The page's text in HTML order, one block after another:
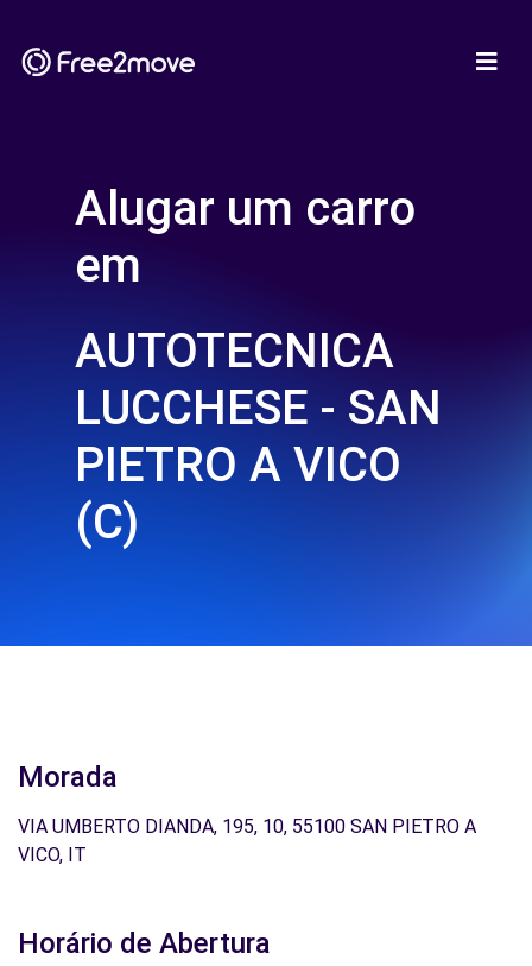
Alugar um carro
em
AUTOTECNICA
LUCCHESE - SAN
PIETRO A VICO
(C)
Morada
VIA UMBERTO DIANDA, 195, 10, 55100 SAN PIETRO A
VICO, IT
Horário de Abertura